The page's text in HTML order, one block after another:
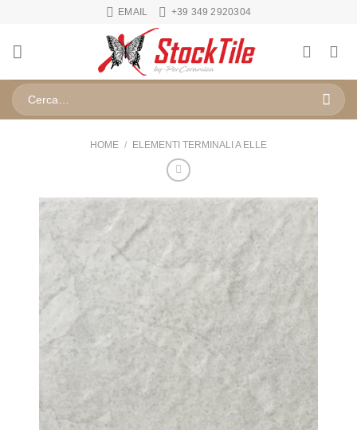
contenuti
EMAIL +39 349 2920304
Cerca:
HOME / ELEMENTI TERMINALI A ELLE